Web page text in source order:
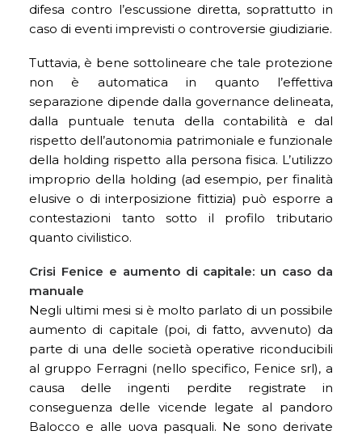
difesa contro l’escussione diretta, soprattutto in
caso di eventi imprevisti o controversie giudiziarie.
Tuttavia, è bene sottolineare che tale protezione
non è automatica in quanto l’effettiva
separazione dipende dalla governance delineata,
dalla puntuale tenuta della contabilità e dal
rispetto dell’autonomia patrimoniale e funzionale
della holding rispetto alla persona fisica. L’utilizzo
improprio della holding (ad esempio, per finalità
elusive o di interposizione fittizia) può esporre a
contestazioni tanto sotto il profilo tributario
quanto civilistico.
Crisi Fenice e aumento di capitale: un caso da
manuale
Negli ultimi mesi si è molto parlato di un possibile
aumento di capitale (poi, di fatto, avvenuto) da
parte di una delle società operative riconducibili
al gruppo Ferragni (nello specifico, Fenice srl), a
causa delle ingenti perdite registrate in
conseguenza delle vicende legate al pandoro
Balocco e alle uova pasquali. Ne sono derivate